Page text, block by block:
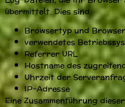
übermittelt. Dies sind:
Browsertyp und
verwendetes
Referrer URL
Hostname des
Uhrzeit der
IP-Adresse
Eine Zusammenführung